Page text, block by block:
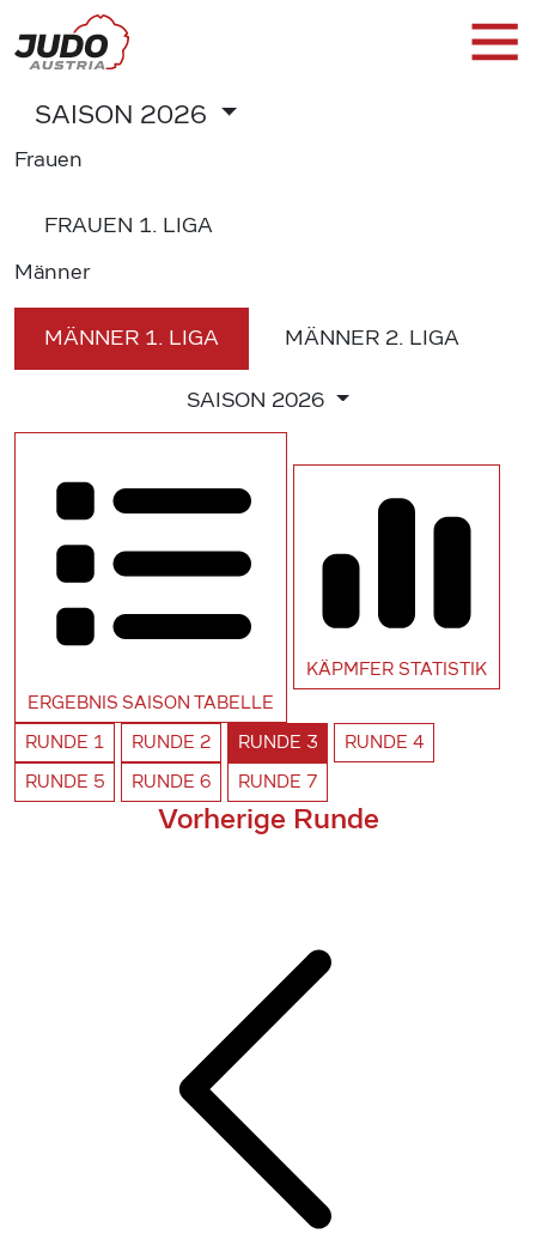
SAISON 2026
Frauen
FRAUEN 1. LIGA
Männer
MÄNNER 1. LIGA MÄNNER 2. LIGA
SAISON 2026
ERGEBNIS SAISON TABELLE
KÄPMFER STATISTIK
RUNDE 1 RUNDE 2 RUNDE 3 RUNDE 4
RUNDE 5 RUNDE 6 RUNDE 7
Vorherige Runde